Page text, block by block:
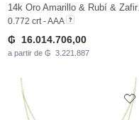
0.772 crt - AAA
₲ 16.014.706,00
a partir de ₲ 3.221.887